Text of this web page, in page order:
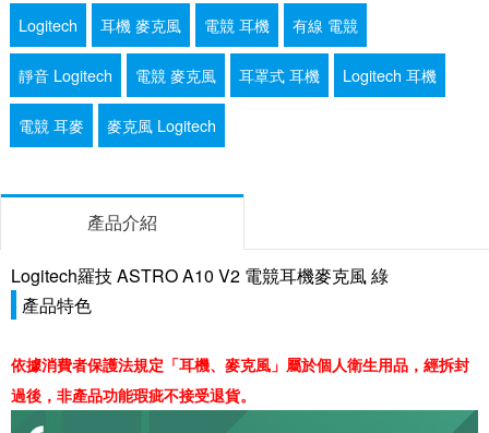
Logitech
耳機 麥克風 電競 耳機 有線 電競
靜音 Logitech 電競 麥克風 耳罩式 耳機 Logitech 耳機
電競 耳麥 麥克風 Logitech
產品介紹
Logitech羅技 ASTRO A10 V2 電競耳機麥克風 綠
產品特色
依據消費者保護法規定「耳機、麥克風」屬於個人衛生用品，經拆封
過後，非產品功能瑕疵不接受退貨。